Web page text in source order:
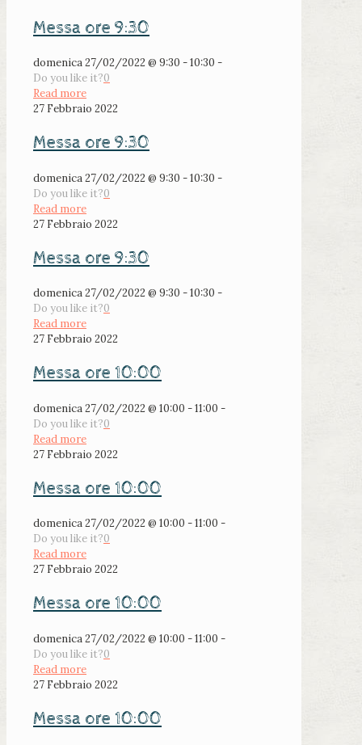
Messa ore 9:30
domenica 27/02/2022 @ 9:30 - 10:30 -
Do you like it?0
Read more
27 Febbraio 2022
Messa ore 9:30
domenica 27/02/2022 @ 9:30 - 10:30 -
Do you like it?0
Read more
27 Febbraio 2022
Messa ore 9:30
domenica 27/02/2022 @ 9:30 - 10:30 -
Do you like it?0
Read more
27 Febbraio 2022
Messa ore 10:00
domenica 27/02/2022 @ 10:00 - 11:00 -
Do you like it?0
Read more
27 Febbraio 2022
Messa ore 10:00
domenica 27/02/2022 @ 10:00 - 11:00 -
Do you like it?0
Read more
27 Febbraio 2022
Messa ore 10:00
domenica 27/02/2022 @ 10:00 - 11:00 -
Do you like it?0
Read more
27 Febbraio 2022
Messa ore 10:00